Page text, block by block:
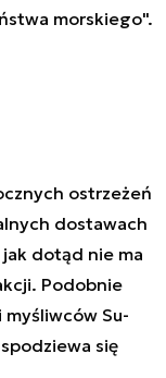
morskiego".
ostrzeżeń
dostawach
dotąd nie ma
Podobnie
myśliwców Su-
się